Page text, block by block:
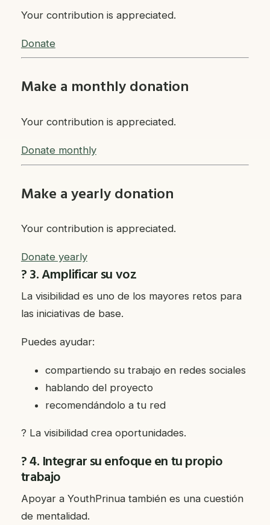
Your contribution is appreciated.
Donate
Make a monthly donation
Your contribution is appreciated.
Donate monthly
Make a yearly donation
Your contribution is appreciated.
Donate yearly
? 3. Amplificar su voz
La visibilidad es uno de los mayores retos para
las iniciativas de base.
Puedes ayudar:
compartiendo su trabajo en redes sociales
hablando del proyecto
recomendándolo a tu red
? La visibilidad crea oportunidades.
? 4. Integrar su enfoque en tu propio
trabajo
Apoyar a YouthPrinua también es una cuestión
de mentalidad.